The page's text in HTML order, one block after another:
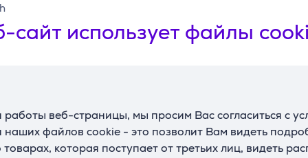
сайт использует файлы
веб-страницы, мы просим Вас согласиться с
наших файлов cookie - это позволит Вам видеть
которая поступает от третьих лиц, видеть
пылесос
Combo Steam, сухая и
влажная уборка,
Робот-пылесос